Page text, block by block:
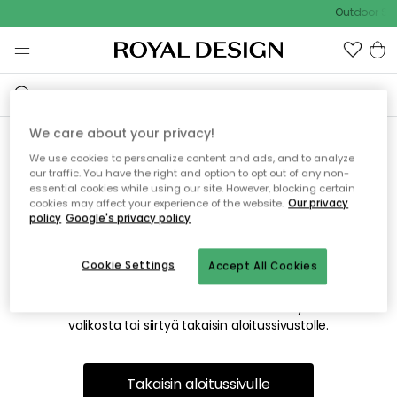
Outdoor
Emme valitettavasti löydä
etsimääsi sivua
Tämä voi johtua siitä, että sivua ei enää ole tai siitä, että se
on siirretty muualle. Pahoittelemme tästä mahdollisesti
valikosta tai siirtyä takaisin aloitussivustolle.
Takaisin aloitussivulle
We care about your privacy!
We use cookies to personalize content and ads, and to analyze
our traffic. You have the right and option to opt out of any non-
essential cookies while using our site. However, blocking certain
cookies may affect your experience of the website. Our privacy
policy Google's privacy policy
Accept All Cookies
Cookie Settings